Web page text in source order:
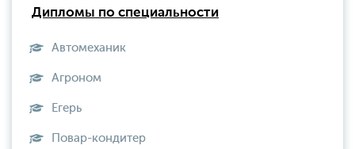
Дипломы по специальности
Автомеханик
Агроном
Егерь
Повар-кондитер